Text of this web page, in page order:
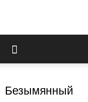
Безымянный